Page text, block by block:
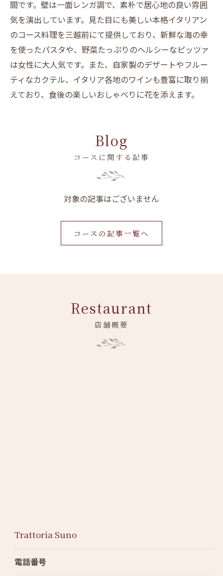
間です。壁は一面レンガ調で、素朴で居心地の良い雰囲
気を演出しています。見た目にも美しい本格イタリアン
のコース料理を三越前にて提供しており、新鮮な海の幸
を使ったパスタや、野菜たっぷりのヘルシーなピッツァ
は女性に大人気です。また、自家製のデザートやフルー
ティなカクテル、イタリア各地のワインも豊富に取り揃
えており、食後の楽しいおしゃべりに花を添えます。
Blog
コースに関する記事
対象の記事はございません
コースの記事一覧へ
店舗概要
Restaurant
Trattoria Suno
電話番号